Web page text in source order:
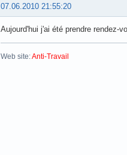
07.06.2010 21:55:20
Aujourd'hui j'ai été prendre rendez-
Web site:Anti-Travail